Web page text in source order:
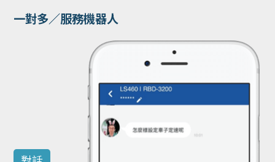
一對多／服務機器人